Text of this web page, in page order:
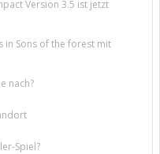
Version 3.5 ist jetzt
in Sons of the forest mit
nach?
Spiel?